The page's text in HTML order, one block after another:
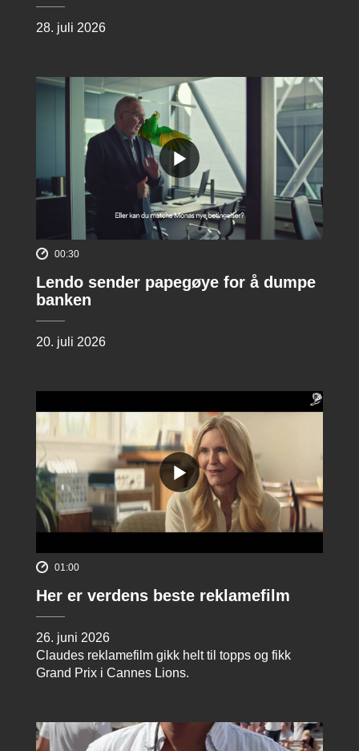
28. juli 2026
00:30
Lendo sender papegøye for å dumpe
banken
20. juli 2026
01:00
Her er verdens beste reklamefilm
26. juni 2026
Claudes reklamefilm gikk helt til topps og fikk
Grand Prix i Cannes Lions.